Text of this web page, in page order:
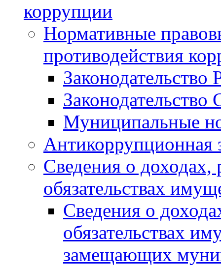
коррупции
Нормативные
противодействия
Законодательство
Муниципальные
Антикоррупционная
Сведения о доходах,
обязательствах
Сведения о
обязательствах
замещающих